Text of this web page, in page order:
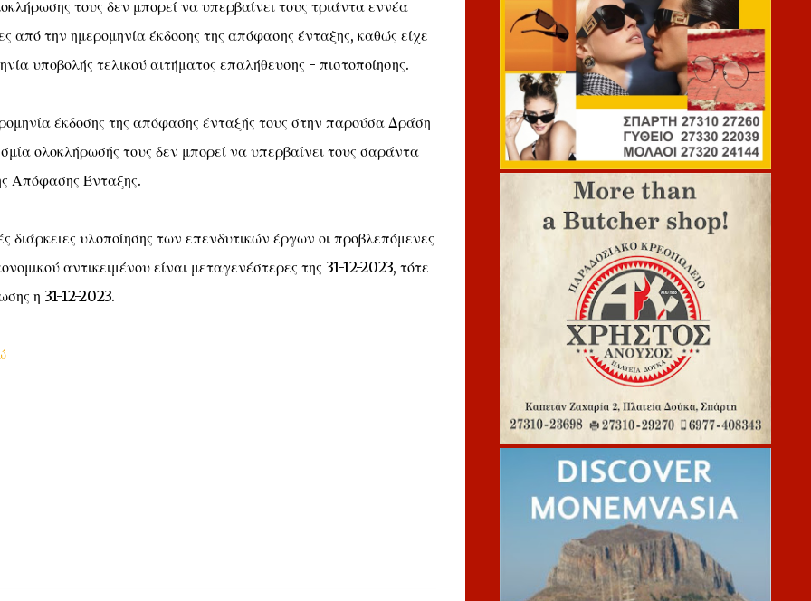
τους δεν μπορεί να υπερβαίνει τους τριάντα εννέα
από την ημερομηνία έκδοσης της απόφασης ένταξης, καθώς είχε
υποβολής τελικού αιτήματος επαλήθευσης - πιστοποίησης.
έκδοσης της απόφασης ένταξής τους στην παρούσα Δράση
ολοκλήρωσής τους δεν μπορεί να υπερβαίνει τους σαράντα
Απόφασης Ένταξης.
διάρκειες υλοποίησης των επενδυτικών έργων οι προβλεπόμενες
αντικειμένου είναι μεταγενέστερες της 31-12-2023, τότε
η 31-12-2023.